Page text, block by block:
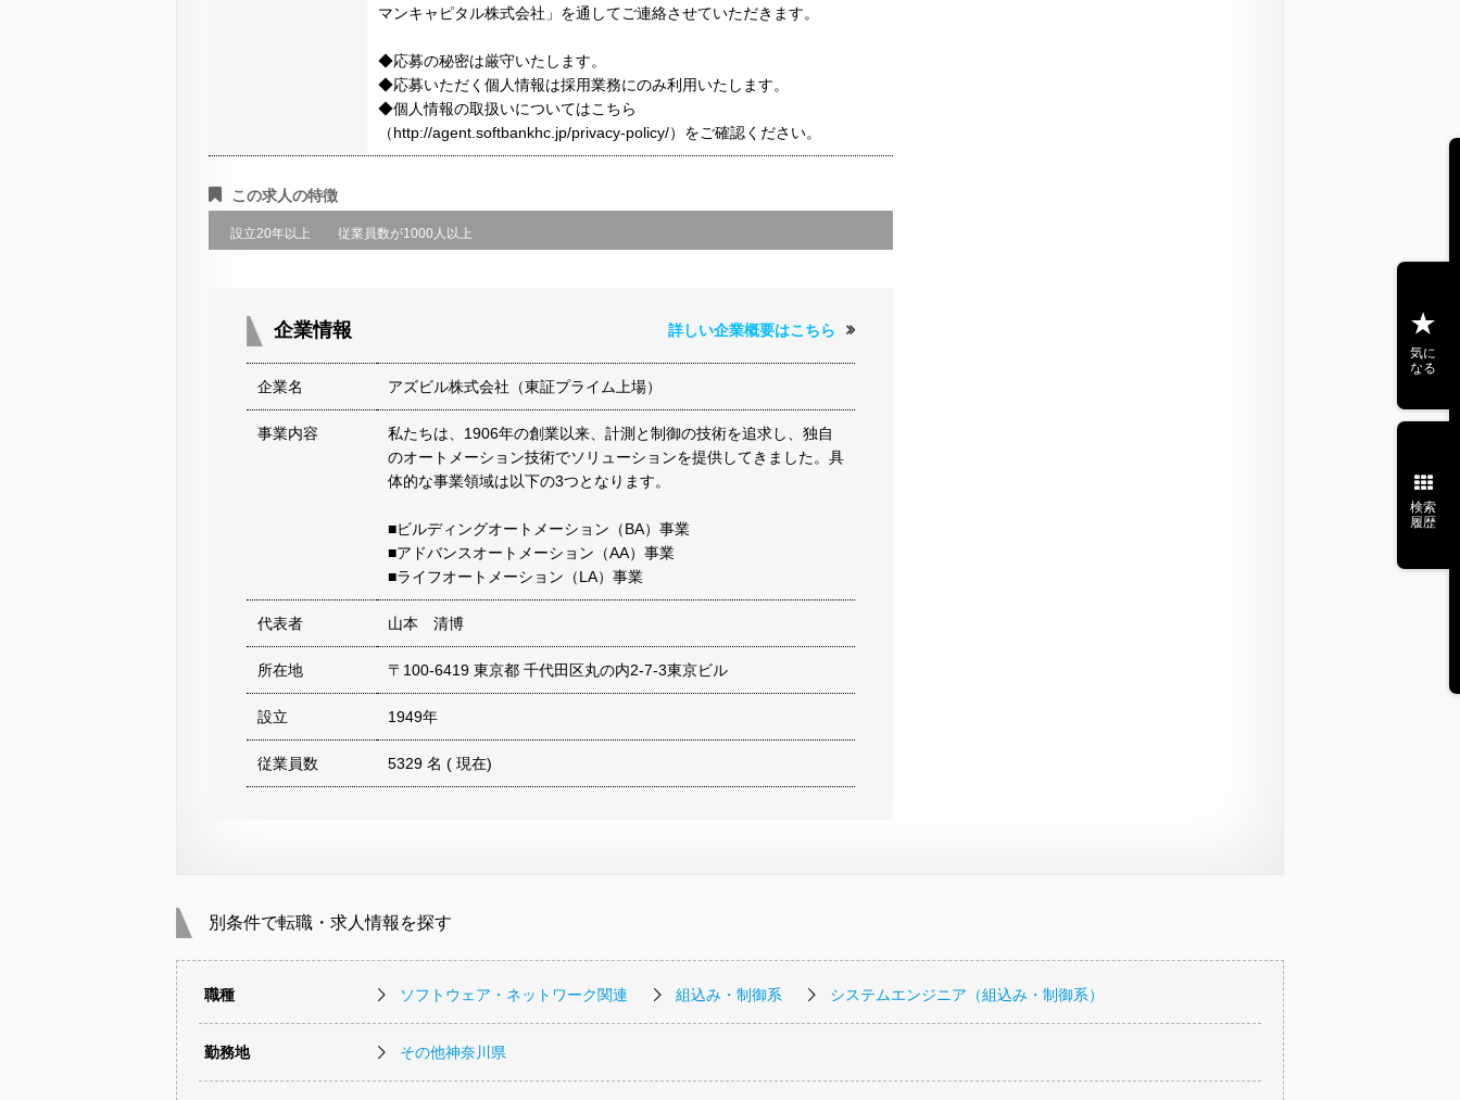
マンキャピタル株式会社」を通してご連絡させていただきます。
◆応募の秘密は厳守いたします。
◆応募いただく個人情報は採用業務にのみ利用いたします。
◆個人情報の取扱いについてはこちら
（http://agent.softbankhc.jp/privacy-policy/）をご確認ください。
この求人の特徴
設立20年以上 従業員数が1000人以上
企業情報 詳しい企業概要はこちら
企業名 アズビル株式会社（東証プライム上場）
事業内容
私たちは、1906年の創業以来、計測と制御の技術を追求し、独自
のオートメーション技術でソリューションを提供してきました。具
体的な事業領域は以下の3つとなります。
■ビルディングオートメーション（BA）事業
■アドバンスオートメーション（AA）事業
■ライフオートメーション（LA）事業
代表者 山本 清博
所在地 〒100-6419 東京都 千代田区丸の内2-7-3東京ビル
設立 1949年
従業員数 5329 名 ( 現在)
別条件で転職・求人情報を探す
職種 ソフトウェア・ネットワーク関連 組込み・制御系 システムエンジニア（組込み・制御系）
勤務地 その他神奈川県
気に
なる
検索
履歴